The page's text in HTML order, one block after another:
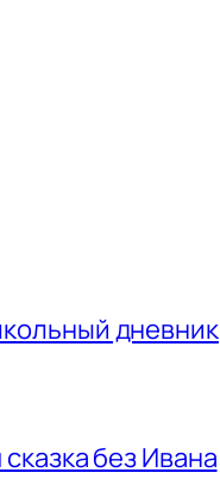
дневник
без Ивана